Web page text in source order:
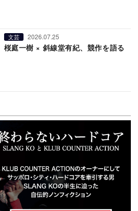
文芸 2026.07.25
桜庭一樹 × 斜線堂有紀、競作を語る